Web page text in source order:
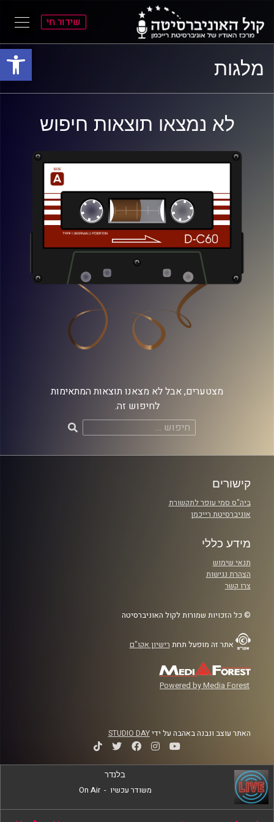
פתח
התפריט
הראשי
התוכן
הראשי
שידור חי
מלגות
לא נמצאו תוצאות חיפוש
מצטערים, אבל לא מצאנו תוצאות המתאימות
לחיפוש זה.
חיפוש:
קישורים
ביה"ס סמי עופר לתקשורת
אוניברסיטת רייכמן
מידע כללי
תנאי שימוש
הצהרת נגישות
צרו קשר
© כל הזכויות שמורות לקול האוניברסיטה
אתר זה מופעל תחת רישיון אקו"ם
Powered by Media Forest
האתר עוצב ונבנה באהבה על ידיSTUDIO DAY
בלנדר
משודר עכשיו -
On Air